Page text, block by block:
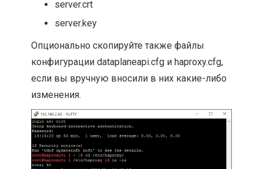
server.crt
server.key
Опционально скопируйте также файлы
конфигурации dataplaneapi.cfg и haproxy.cfg,
если вы вручную вносили в них какие-либо
изменения.